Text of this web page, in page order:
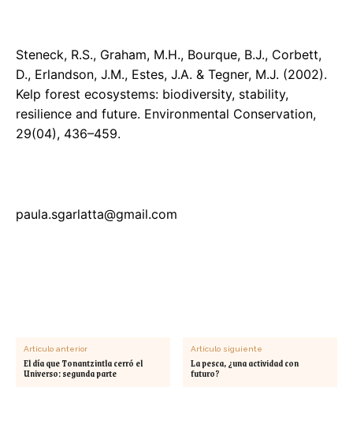
Steneck, R.S., Graham, M.H., Bourque, B.J., Corbett,
D., Erlandson, J.M., Estes, J.A. & Tegner, M.J. (2002).
Kelp forest ecosystems: biodiversity, stability,
resilience and future. Environmental Conservation,
29(04), 436–459.
paula.sgarlatta@gmail.com
Artículo anterior
El día que Tonantzintla cerró el
Universo: segunda parte
Artículo siguiente
La pesca, ¿una actividad con
futuro?